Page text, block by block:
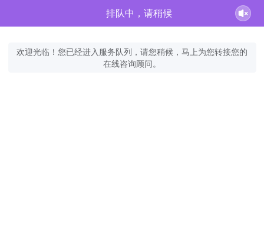
排队中，请稍候
欢迎光临！您已经进入服务队列，请您稍候，马上为您转接您的
在线咨询顾问。